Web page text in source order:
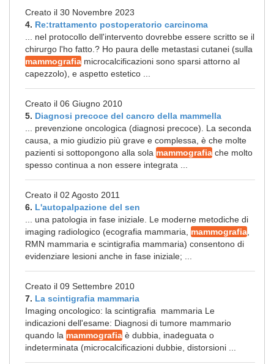
Creato il 30 Novembre 2023
4. Re:trattamento postoperatorio carcinoma
... nel protocollo dell'intervento dovrebbe essere scritto se il
chirurgo l'ho fatto.? Ho paura delle metastasi cutanei (sulla
mammografia microcalcificazioni sono sparsi attorno al
capezzolo), e aspetto estetico ...
Creato il 06 Giugno 2010
5. Diagnosi precoce del cancro della mammella
... prevenzione oncologica (diagnosi precoce). La seconda
causa, a mio giudizio più grave e complessa, è che molte
pazienti si sottopongono alla sola mammografia che molto
spesso continua a non essere integrata ...
Creato il 02 Agosto 2011
6. L'autopalpazione del sen
... una patologia in fase iniziale. Le moderne metodiche di
imaging radiologico (ecografia mammaria, mammografia
RMN mammaria e scintigrafia mammaria) consentono di
evidenziare lesioni anche in fase iniziale; ...
Creato il 09 Settembre 2010
7. La scintigrafia mammaria
Imaging oncologico: la scintigrafia mammaria Le
indicazioni dell'esame: Diagnosi di tumore mammario
quando la mammografia è dubbia, inadeguata o
indeterminata (microcalcificazioni dubbie, distorsioni ...